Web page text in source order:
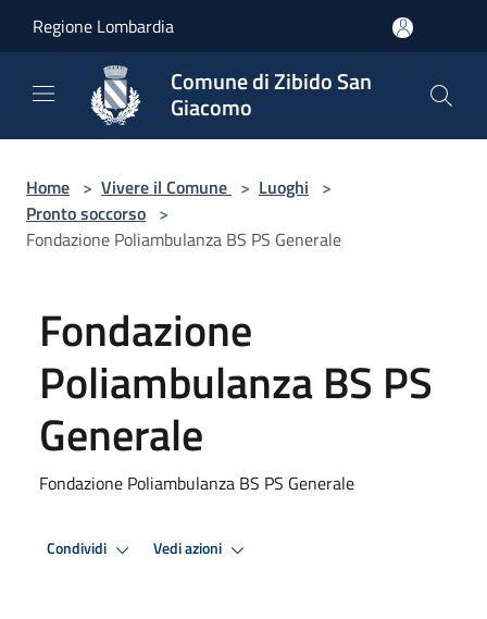
Regione Lombardia
Comune di Zibido San
Giacomo
Home > Vivere il Comune > Luoghi >
Pronto soccorso >
Fondazione Poliambulanza BS PS Generale
Fondazione
Poliambulanza BS PS
Generale
Fondazione Poliambulanza BS PS Generale
Condividi Vedi azioni